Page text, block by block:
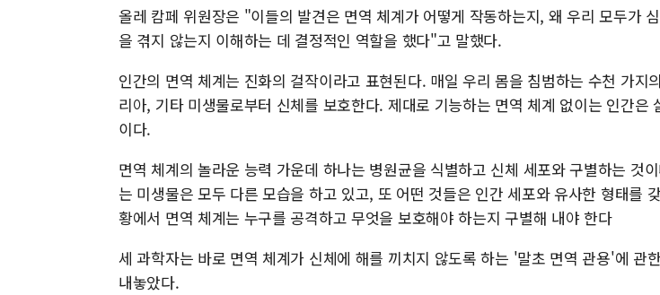
올레 캄페 위원장은 "이들의 발견은 면역 체계가 어떻게 작동하는지, 왜 우리 모두가
을 겪지 않는지 이해하는 데 결정적인 역할을 했다"고 말했다.
인간의 면역 체계는 진화의 걸작이라고 표현된다. 매일 우리 몸을 침범하는 수천 가지
리아, 기타 미생물로부터 신체를 보호한다. 제대로 기능하는 면역 체계 없이는 인간은
이다.
면역 체계의 놀라운 능력 가운데 하나는 병원균을 식별하고 신체 세포와 구별하는 것
는 미생물은 모두 다른 모습을 하고 있고, 또 어떤 것들은 인간 세포와 유사한 형태를
황에서 면역 체계는 누구를 공격하고 무엇을 보호해야 하는지 구별해 내야 한다
세 과학자는 바로 면역 체계가 신체에 해를 끼치지 않도록 하는 '말초 면역 관용'에 관
내놓았다.